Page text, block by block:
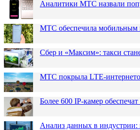
Аналитики МТС назвали
МТС обеспечила мобильным
Сбер и «Максим»: такси
МТС покрыла LTE-
Более 600 IP-камер
Анализ данных в